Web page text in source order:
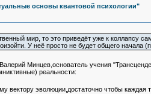
основы квантовой психологии"
мир, то это приведёт уже к коллапсу
У неё просто не будет общего начала
Минцев,основатель учения
реальности:
вектору эволюции,достаточно чтобы каждая